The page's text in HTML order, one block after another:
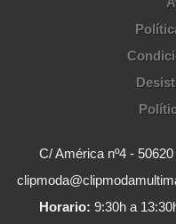
C/ América nº4 -
Horario: 9:30h a